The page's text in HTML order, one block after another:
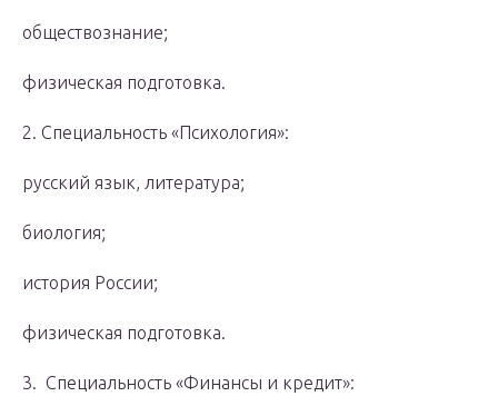
обществознание;
физическая подготовка.
2. Специальность «Психология»:
русский язык, литература;
биология;
история России;
физическая подготовка.
3. Специальность «Финансы и кредит»: